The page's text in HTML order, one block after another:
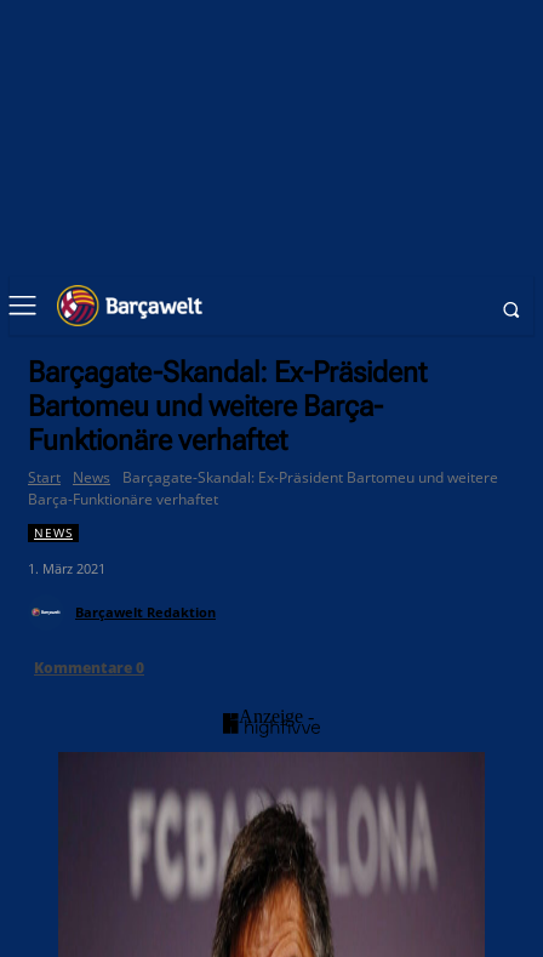
Barçagate-Skandal: Ex-Präsident
Bartomeu und weitere Barça-
Funktionäre verhaftet
Start News
Barçagate-Skandal: Ex-Präsident Bartomeu und weitere
Barça-Funktionäre verhaftet
NEWS
1. März 2021
Barçawelt Redaktion
Kommentare0
- Anzeige -